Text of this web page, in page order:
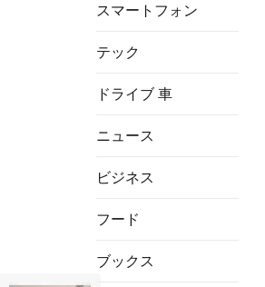
スマートフォン
テック
ドライブ 車
ニュース
ビジネス
フード
ブックス